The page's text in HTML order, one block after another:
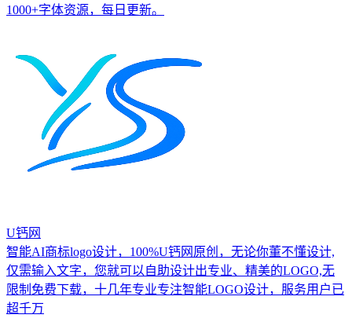
1000+字体资源，每日更新。
U钙网
智能AI商标logo设计，100%U钙网原创，无论你董不懂设计,
仅需输入文字，您就可以自助设计出专业、精美的LOGO,无
限制免费下载，十几年专业专注智能LOGO设计，服务用户已
超千万